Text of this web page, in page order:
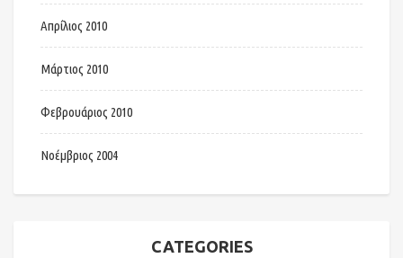
Απρίλιος 2010
Μάρτιος 2010
Φεβρουάριος 2010
Νοέμβριος 2004
CATEGORIES